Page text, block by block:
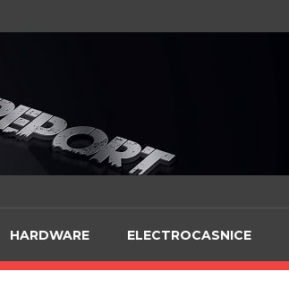
HARDWARE ELECTROCASNICE